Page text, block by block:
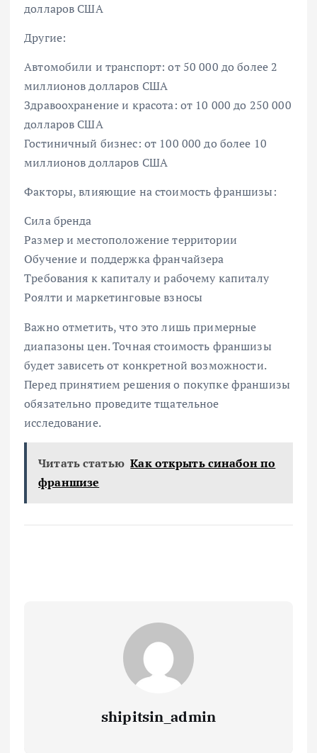
долларов США
Другие:
Автомобили и транспорт: от 50 000 до более 2
миллионов долларов США
Здравоохранение и красота: от 10 000 до 250 000
долларов США
Гостиничный бизнес: от 100 000 до более 10
миллионов долларов США
Факторы, влияющие на стоимость франшизы:
Сила бренда
Размер и местоположение территории
Обучение и поддержка франчайзера
Требования к капиталу и рабочему капиталу
Роялти и маркетинговые взносы
Важно отметить, что это лишь примерные
диапазоны цен. Точная стоимость франшизы
будет зависеть от конкретной возможности.
Перед принятием решения о покупке франшизы
обязательно проведите тщательное
исследование.
Читать статью Как открыть синабон по
франшизе
shipitsin_admin